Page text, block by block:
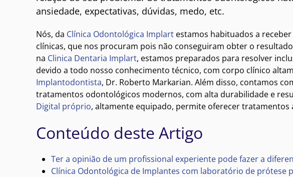
ansiedade, expectativas, dúvidas, medo, etc.
Nós, da Clínica Odontológica Implart estamos habituados a
clínicas, que nos procuram pois não conseguiram obter o
na Clinica Dentaria Implart, estamos preparados para resolver
devido a todo nosso conhecimento técnico, com corpo clínico
Implantodontista, Dr. Roberto Markarian. Além disso, contamos
tratamentos odontológicos modernos, com alta durabilidade e
Digital próprio, altamente equipado, permite oferecer
Conteúdo deste Artigo
Ter a opinião de um profissional experiente pode fazer a
Clínica Odontológica de Implantes com laboratório de prótese